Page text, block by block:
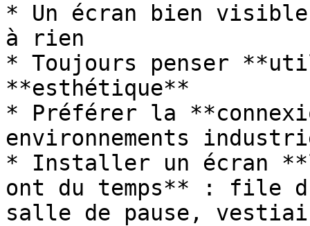
* Un écran bien
à rien
* Toujours penser
**esthétique**
* Préférer la
environnements
* Installer un écran
ont du temps** : file
salle de pause,